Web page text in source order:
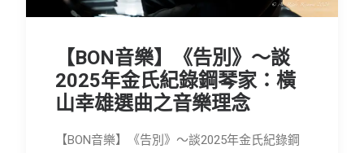
【BON音樂】《告別》～談
2025年金氏紀錄鋼琴家：橫
山幸雄選曲之音樂理念
【BON音樂】《告別》～談2025年金氏紀錄鋼